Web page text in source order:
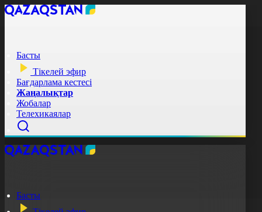
Басты
Тікелей эфир
Бағдарлама кестесі
Жаңалықтар
Жобалар
Телехикаялар
Басты